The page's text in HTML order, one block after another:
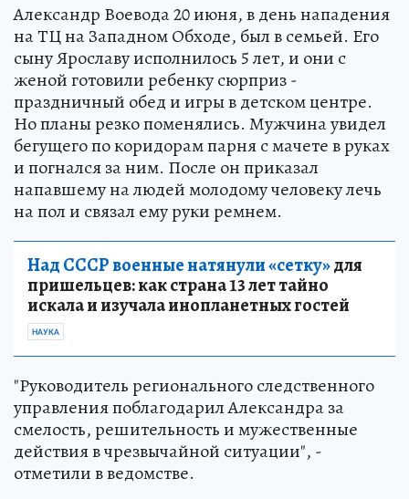
Александр Воевода 20 июня, в день нападения
на ТЦ на Западном Обходе, был в семьей. Его
сыну Ярославу исполнилось 5 лет, и они с
женой готовили ребенку сюрприз -
праздничный обед и игры в детском центре.
Но планы резко поменялись. Мужчина увидел
бегущего по коридорам парня с мачете в руках
и погнался за ним. После он приказал
напавшему на людей молодому человеку лечь
на пол и связал ему руки ремнем.
Над СССР военные натянули «сетку»для
пришельцев: как страна 13 лет тайно
искала и изучала инопланетных гостей
НАУКА
"Руководитель регионального следственного
управления поблагодарил Александра за
смелость, решительность и мужественные
действия в чрезвычайной ситуации", -
отметили в ведомстве.